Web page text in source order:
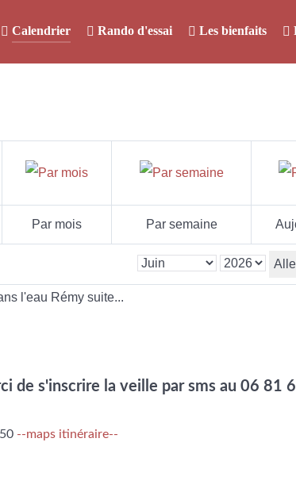
Calendrier Rando d'essai Les bienfaits
Par mois Par semaine
l'eau Rémy suite...
de s'inscrire la veille par sms au 06 81
--maps itinéraire--